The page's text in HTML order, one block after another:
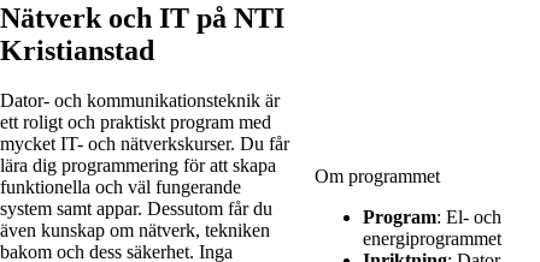
Nätverk och IT på NTI
Kristianstad
Dator- och kommunikationsteknik är
ett roligt och praktiskt program med
mycket IT- och nätverkskurser. Du får
lära dig programmering för att skapa
funktionella och väl fungerande
system samt appar. Dessutom får du
även kunskap om nätverk, tekniken
bakom och dess säkerhet. Inga
Om programmet
Program:El- och
energiprogrammet